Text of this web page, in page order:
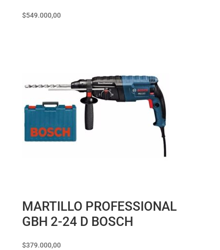
$549.000,00
MARTILLO PROFESSIONAL
GBH 2-24 D BOSCH
$379.000,00